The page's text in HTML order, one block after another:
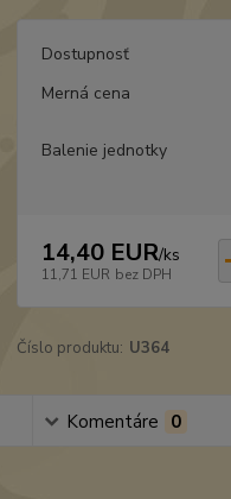
Dostupnosť
Merná cena
Balenie jednotky
14,40 EUR/ks
11,71 EUR bez DPH
Číslo produktu: U364
Komentáre 0